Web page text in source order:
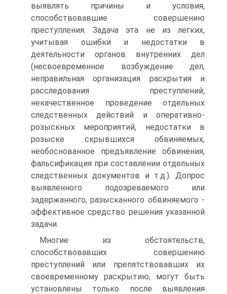
выявлять причины и условия,
способствовавшие совершению
преступления. Задача эта не из легких,
учитывая ошибки и недостатки в
деятельности органов внутренних дел
(несвоевременное возбуждение дел,
неправильная организация раскрытия и
расследования преступлений,
некачественное проведение отдельных
следственных действий и оперативно-
розыскных мероприятий, недостатки в
розыске скрывшихся обвиняемых,
необоснованное предъявление обвинения,
фальсификация при составлении отдельных
следственных документов и т.д.). Допрос
выявленного подозреваемого или
задержанного, разысканного обвиняемого -
эффективное средство решения указанной
задачи.
Многие из обстоятельств,
способствовавших совершению
преступлений или препятствовавших их
своевременному раскрытию, могут быть
установлены только после выявления